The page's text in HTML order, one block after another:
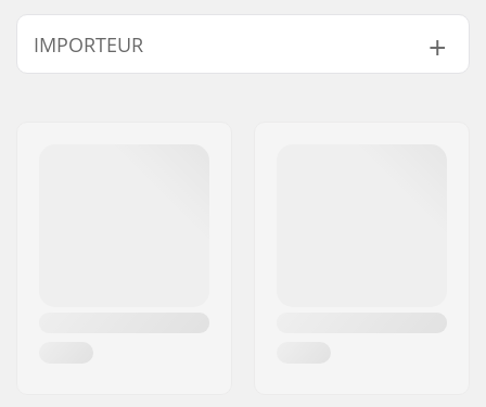
Wieldiameter:
100mm, 110mm,
Rem type:
Fender (Zonder Rem)
IMPORTEUR